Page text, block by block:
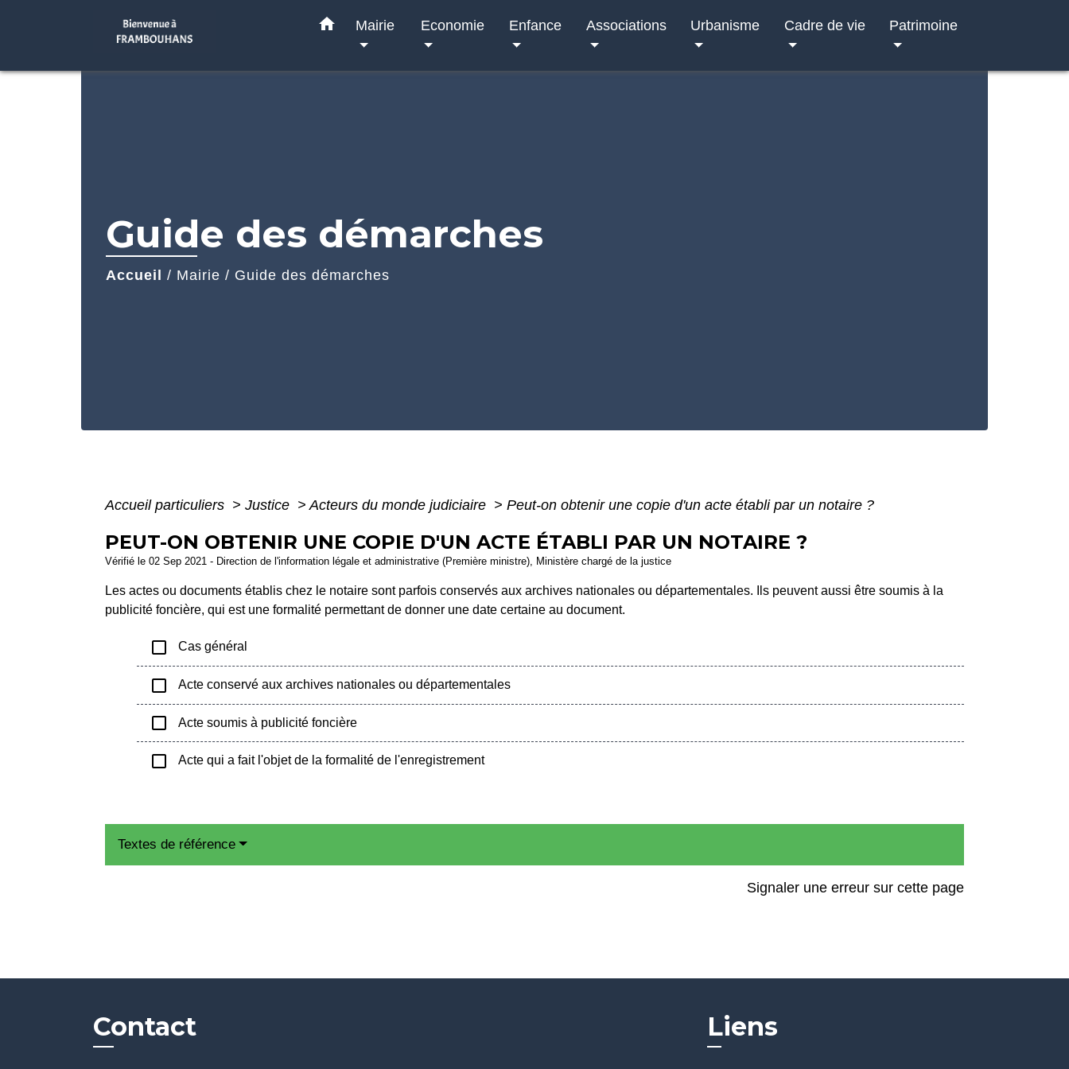
home Mairie Economie Enfance Associations Urbanisme Cadre de vie Patrimoine
Guide des démarches
Accueil / Mairie / Guide des démarches
Accueil particuliers > Justice > Acteurs du monde judiciaire > Peut-on obtenir une copie d'un acte établi par un notaire ?
PEUT-ON OBTENIR UNE COPIE D'UN ACTE ÉTABLI PAR UN NOTAIRE ?
Vérifié le 02 Sep 2021 - Direction de l'information légale et administrative (Première ministre), Ministère chargé de la justice
Les actes ou documents établis chez le notaire sont parfois conservés aux archives nationales ou départementales. Ils peuvent aussi être soumis à la
publicité foncière, qui est une formalité permettant de donner une date certaine au document.
check_box_outline_blank Cas général
check_box_outline_blank Acte conservé aux archives nationales ou départementales
check_box_outline_blank Acte soumis à publicité foncière
check_box_outline_blank Acte qui a fait l'objet de la formalité de l'enregistrement
Textes de référence
Signaler une erreur sur cette page
Contact Liens